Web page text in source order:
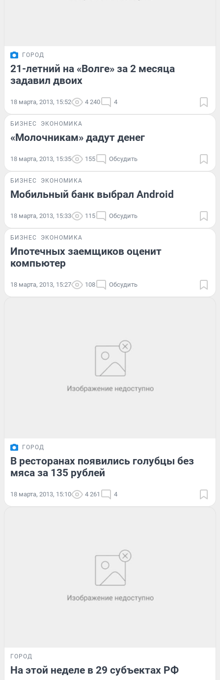
ГОРОД
21-летний на «Волге» за 2 месяца
задавил двоих
18 марта, 2013, 15:52 4 240 4
БИЗНЕС ЭКОНОМИКА
«Молочникам» дадут денег
18 марта, 2013, 15:35 155 Обсудить
БИЗНЕС ЭКОНОМИКА
Мобильный банк выбрал Android
18 марта, 2013, 15:33 115 Обсудить
БИЗНЕС ЭКОНОМИКА
Ипотечных заемщиков оценит
компьютер
18 марта, 2013, 15:27 108 Обсудить
ГОРОД
В ресторанах появились голубцы без
мяса за 135 рублей
18 марта, 2013, 15:10 4 261 4
ГОРОД
На этой неделе в 29 субъектах РФ